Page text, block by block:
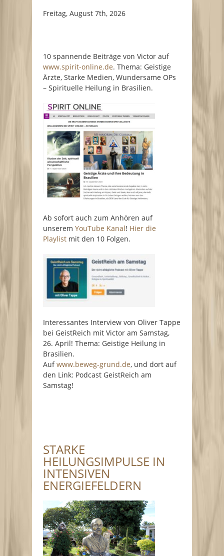
Freitag, August 7th, 2026
10 spannende Beiträge von Victor auf
www.spirit-online.de. Thema: Geistige
Ärzte, Starke Medien, Wundersame OPs
– Spirituelle Heilung in Brasilien.
Ab sofort auch zum Anhören auf
unseremYouTube Kanal! Hier die
Playlist mit den 10 Folgen.
Interessantes Interview von Oliver Tappe
bei GeistReich mit Victor am Samstag,
26. April! Thema: Geistige Heilung in
Brasilien.
Aufwww.beweg-grund.de, und dort auf
den Link: Podcast GeistReich am
Samstag!
STARKE
HEILUNGSIMPULSE IN
INTENSIVEN
ENERGIEFELDERN